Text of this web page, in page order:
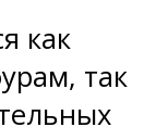
как
так